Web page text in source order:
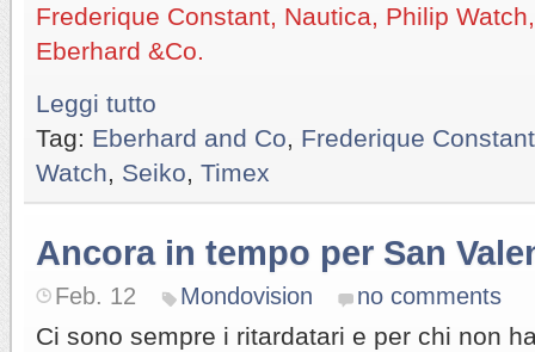
Frederique Constant, Nautica, Philip
Eberhard &Co.
Leggi tutto
Tag: Eberhard and Co
Frederique Constant
Watch
Seiko Timex
Ancora in tempo per San
Feb. 12 Mondovision no comments
Ci sono sempre i ritardatari e per chi non